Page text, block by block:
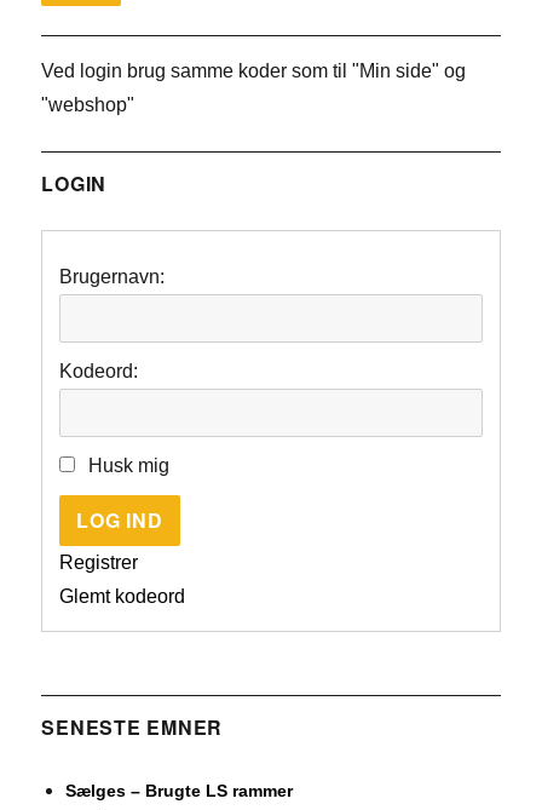
Ved login brug samme koder som til "Min side" og
"webshop"
LOGIN
Brugernavn:
Kodeord:
Husk mig
LOG IND
Registrer
Glemt kodeord
SENESTE EMNER
Sælges – Brugte LS rammer